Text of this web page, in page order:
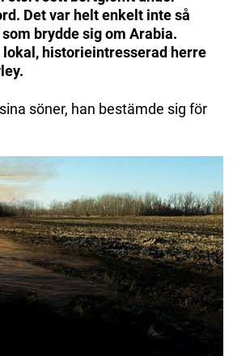
Det var helt enkelt inte så
brydde sig om Arabia.
lokal, historieintresserad herre
söner, han bestämde sig för